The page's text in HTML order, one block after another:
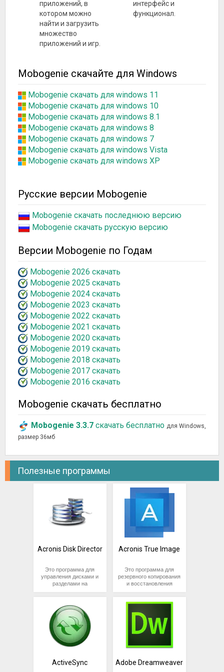
приложений, в
котором можно
найти и загрузить
множество
приложений и игр.
интерфейс и
функционал.
Mobogenie скачайте для Windows
Mobogenie скачать для windows 11
Mobogenie скачать для windows 10
Mobogenie скачать для windows 8.1
Mobogenie скачать для windows 8
Mobogenie скачать для windows 7
Mobogenie скачать для windows Vista
Mobogenie скачать для windows XP
Русские версии Mobogenie
Mobogenie скачать последнюю версию
Mobogenie скачать русскую версию
Версии Mobogenie по Годам
Mobogenie 2026 скачать
Mobogenie 2025 скачать
Mobogenie 2024 скачать
Mobogenie 2023 скачать
Mobogenie 2022 скачать
Mobogenie 2021 скачать
Mobogenie 2020 скачать
Mobogenie 2019 скачать
Mobogenie 2018 скачать
Mobogenie 2017 скачать
Mobogenie 2016 скачать
Mobogenie скачать бесплатно
Mobogenie 3.3.7 скачать бесплатно для Windows,
размер 36мб
Полезные программы
Acronis Disk Director
Это программа для
управления дисками и
разделами на
компанией Acronis. Она
позволяет
пользователям
создавать, изменять,
перемещать и
объединять разделы на
жестких дисках,
системами и многое
другое.
Acronis True Image
Это программа для
резервного копирования
и восстановления
позволяет
пользователям
создавать резервные
копии операционной
системы, приложений,
также восстанавливать
сбоев.
ActiveSync Adobe Dreamweaver